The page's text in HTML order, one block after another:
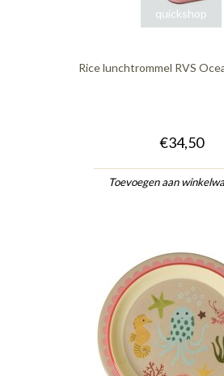
quickshop
Rice lunchtrommel RVS
€34,50
Toevoegen aan